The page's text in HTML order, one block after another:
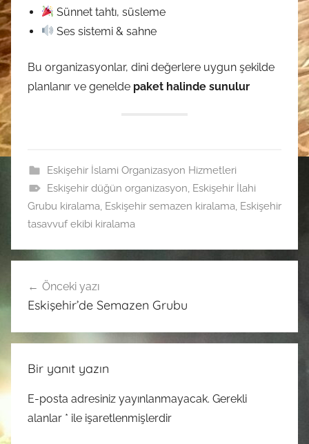
Sünnet tahtı, süsleme
Ses sistemi & sahne
Bu organizasyonlar, dini değerlere uygun şekilde
planlanır ve genelde paket halinde sunulur
Eskişehir İslami Organizasyon Hizmetleri
Eskişehir düğün organizasyon, Eskişehir İlahi
Grubu kiralama, Eskişehir semazen kiralama, Eskişehir
tasavvuf ekibi kiralama
gezinmesi
Önceki yazı
Eskişehir’de Semazen Grubu
Bir yanıt yazın
E-posta adresiniz yayınlanmayacak. Gerekli
alanlar * ile işaretlenmişlerdir